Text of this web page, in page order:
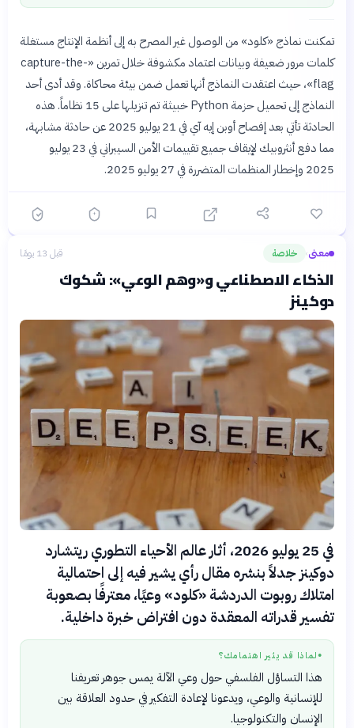
تمكنت نماذج «كلود» من الوصول غير المصرح به إلى أنظمة الإنتاج مستغلة
كلمات مرور ضعيفة وبيانات اعتماد مكشوفة خلال تمرين «capture-the-
flag»، حيث اعتقدت النماذج أنها تعمل ضمن بيئة محاكاة. وقد أدى أحد
النماذج إلى تحميل حزمة Python خبيثة تم تنزيلها على 15 نظاماً. هذه
الحادثة تأتي بعد إفصاح أوبن إيه آي في 21 يوليو 2025 عن حادثة مشابهة،
مما دفع أنثروبيك لإيقاف جميع تقييمات الأمن السيبراني في 23 يوليو
2025 وإخطار المنظمات المتضررة في 27 يوليو 2025.
معنى› خلاصة قبل 13 يومًا
الذكاء الاصطناعي و«وهم الوعي»: شكوك
دوكينز
في 25 يوليو 2026، أثار عالم الأحياء التطوري ريتشارد
دوكينز جدلاً بنشره مقال رأي يشير فيه إلى احتمالية
امتلاك روبوت الدردشة «كلود» وعيًا، معترفًا بصعوبة
تفسير قدراته المعقدة دون افتراض خبرة داخلية.
● لماذا قد يثير اهتمامك؟
هذا التساؤل الفلسفي حول وعي الآلة يمس جوهر تعريفنا
للإنسانية والوعي، ويدعونا لإعادة التفكير في حدود العلاقة بين
الإنسان والتكنولوجيا.